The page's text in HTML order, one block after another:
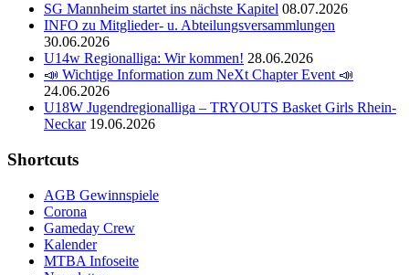
SG Mannheim startet ins nächste Kapitel 08.07.2026
INFO zu Mitglieder- u. Abteilungsversammlungen
30.06.2026
U14w Regionalliga: Wir kommen! 28.06.2026
📣 Wichtige Information zum NeXt Chapter Event 📣
24.06.2026
U18W Jugendregionalliga – TRYOUTS Basket Girls Rhein-
Neckar 19.06.2026
Shortcuts
AGB Gewinnspiele
Corona
Gameday Crew
Kalender
MTBA Infoseite